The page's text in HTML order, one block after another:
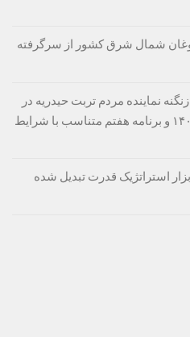
شمال شرق کشور از سرگرفته
نماینده مردم تربت حیدریه در
مجلس شورای اسلامی : بودجه ۱۴۰۵ و برنامه هفتم متناسب با شرایط
استراتژیک قدرت تبدیل شده